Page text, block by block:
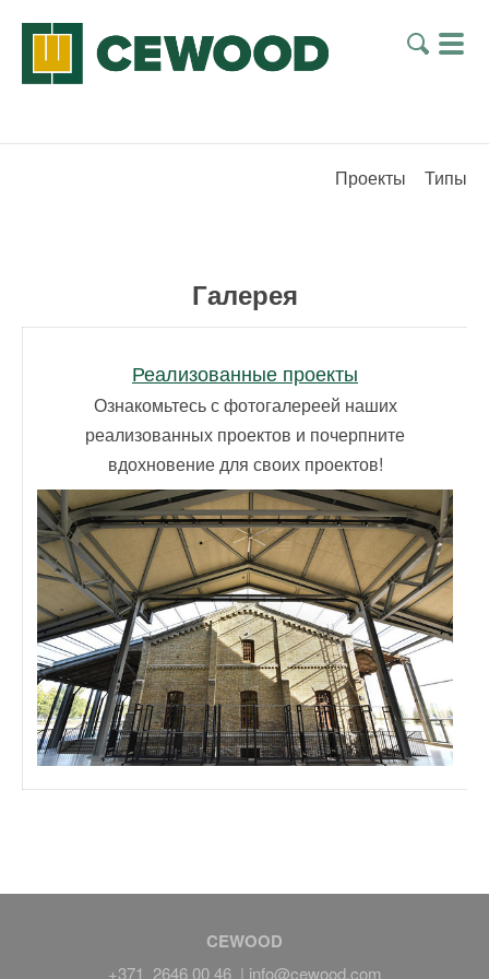
Проекты Типы
Галерея
Реализованные проекты
Ознакомьтесь с фотогалереей наших
реализованных проектов и почерпните
вдохновение для своих проектов!
CEWOOD
+371 2646 00 46 | info@cewood.com